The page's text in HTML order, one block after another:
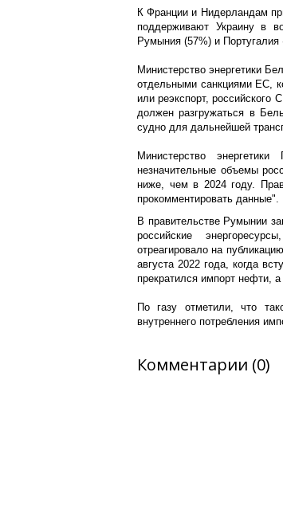
К Франции и Нидерландам
поддерживают Украину в
Румыния (57%) и Португалия
Министерство энергетики
отдельными санкциями ЕС,
или реэкспорт,
должен разгружаться в
судно для дальнейшей
Министерство
незначительные объемы
ниже, чем в 2024 году.
прокомментировать данные".
В правительстве Румынии
российские
отреагировало на
августа 2022 года, когда
прекратился импорт нефти,
По газу отметили, что
внутреннего потребления
Комментарии (0)